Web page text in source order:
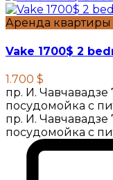
Аренда квартиры
Vake 1700$ 2
1.700 $
пр. И. Чавчавадзе
посудомойка с
пр. И. Чавчавадзе
посудомойка с